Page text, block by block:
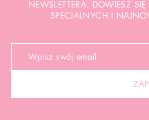
NEWSLETTERA. DOWIESZ
SPECJALNYCH I